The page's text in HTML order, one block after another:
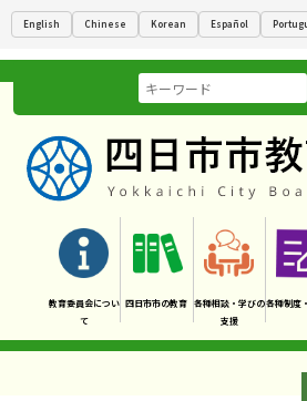
English Chinese Korean Español
教育委員会につい
て
四日市市の教育 各種相談・学びの
支援
各種制度